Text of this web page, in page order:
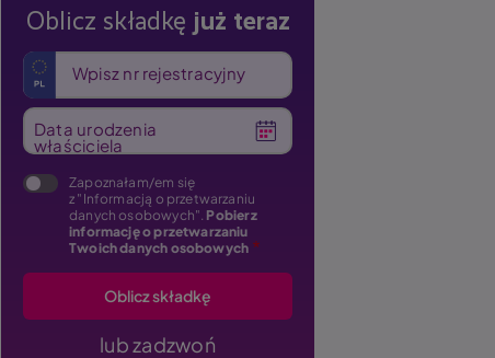
Oblicz składkę już teraz
Wpisz nr rejestracyjny
Data urodzenia
właściciela
Zapoznałam/em się
z "Informacją o przetwarzaniu
danych osobowych". Pobierz
informację o przetwarzaniu
Twoich danych osobowych
lub zadzwoń